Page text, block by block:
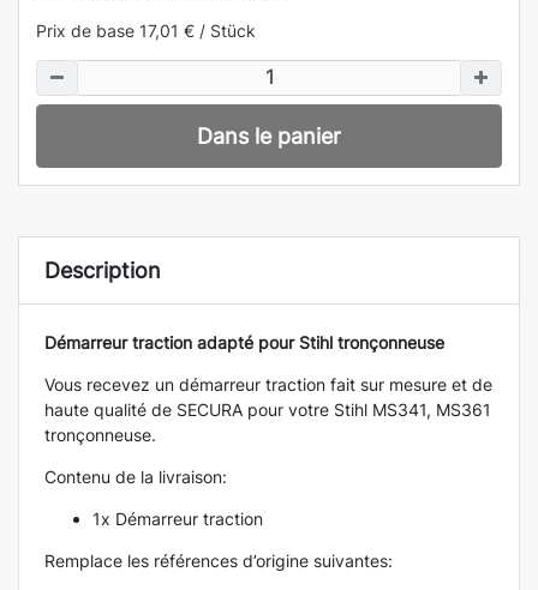
Prix de base 17,01 € / Stück
Dans le panier
Description
Démarreur traction adapté pour Stihl tronçonneuse
Vous recevez un démarreur traction fait sur mesure et de
haute qualité de SECURA pour votre Stihl MS341, MS361
tronçonneuse.
Contenu de la livraison:
1x Démarreur traction
Remplace les références d’origine suivantes: